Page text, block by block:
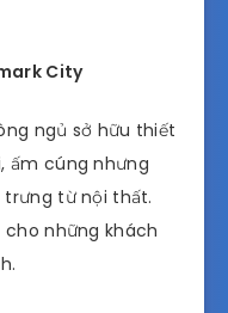
City
ngủ sở hữu thiết
ấm cúng nhưng
từ nội thất.
những khách